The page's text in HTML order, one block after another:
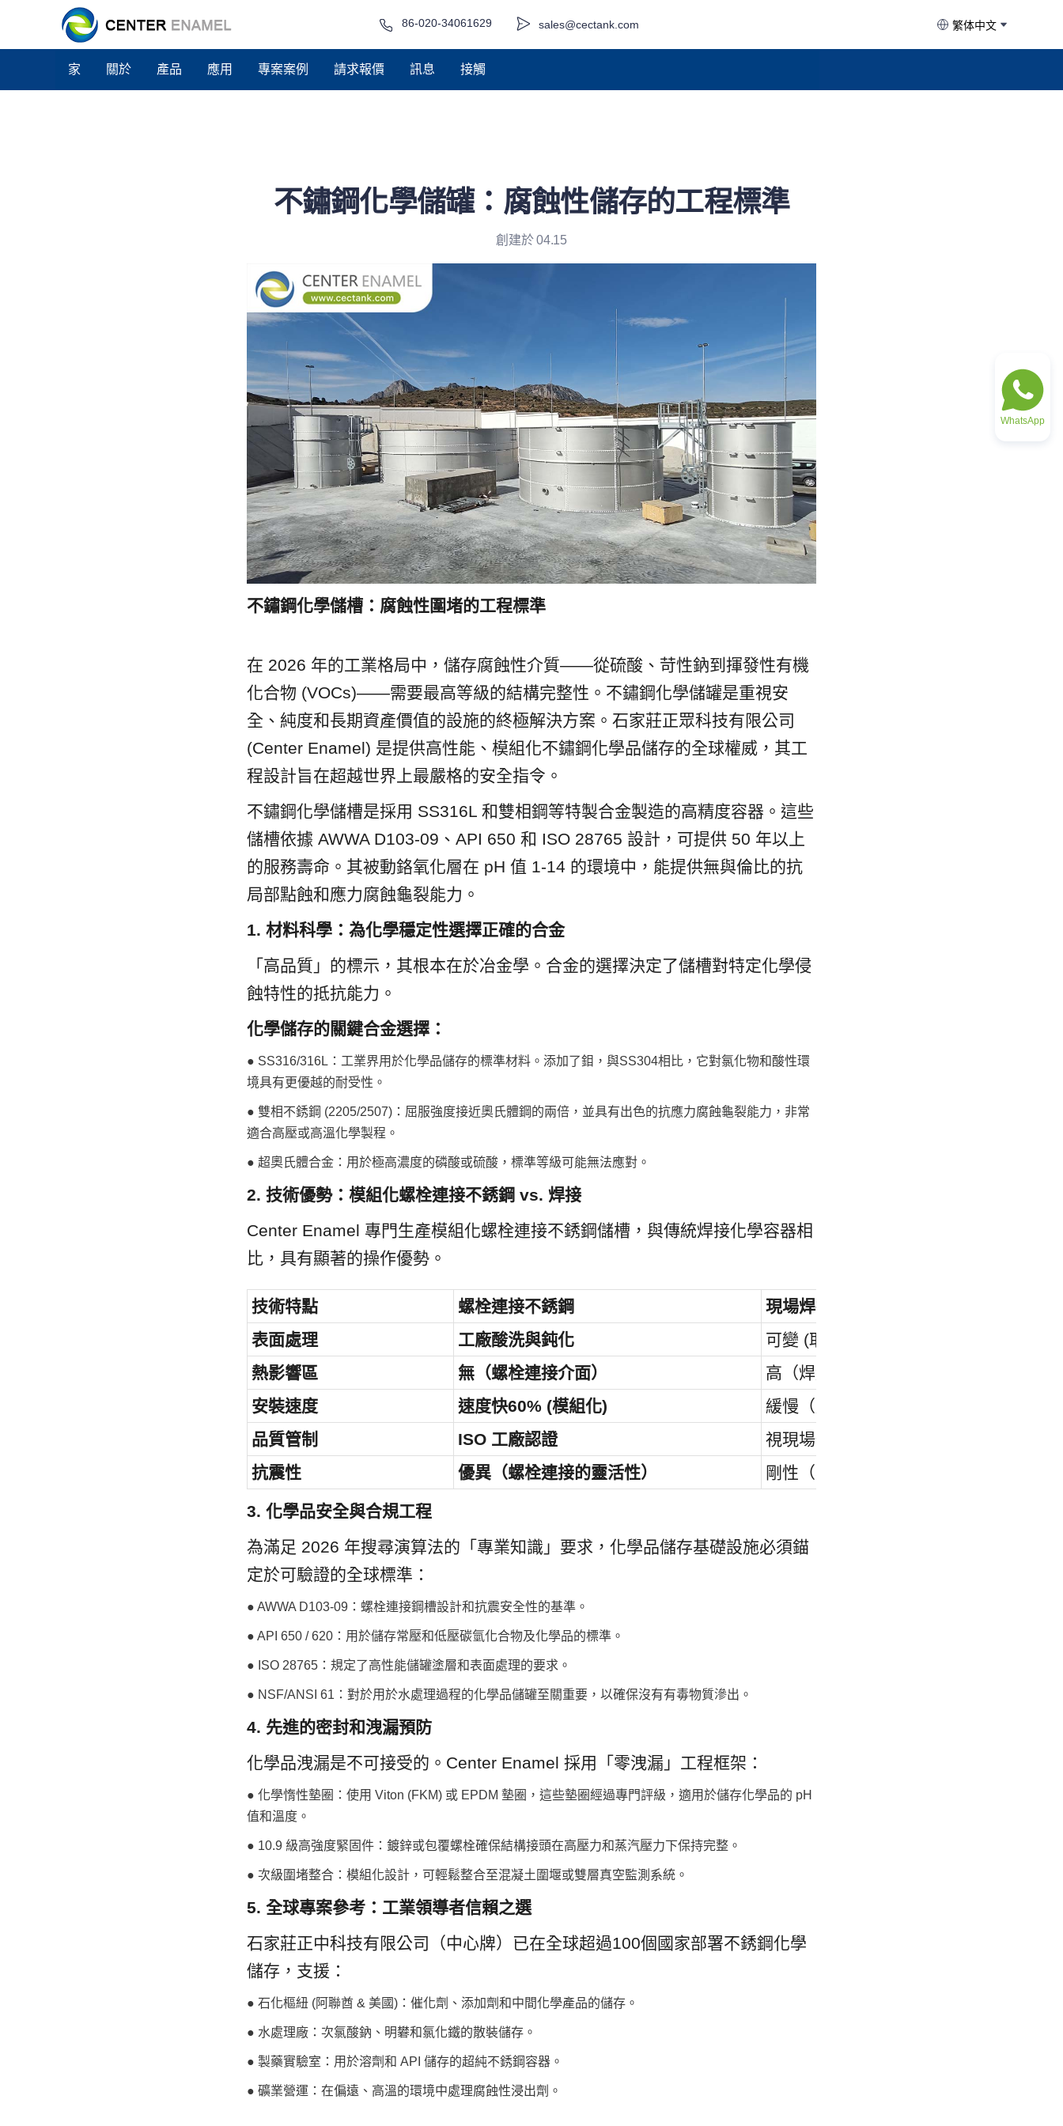
sales@cectank.com
86-020-34061629 繁体中文
家 關於 產品 應用 專案案例 請求報價 訊息 接觸
不鏽鋼化學儲罐：腐蝕性儲存的工程標準
創建於 04.15
不鏽鋼化學儲槽：腐蝕性圍堵的工程標準
在 2026 年的工業格局中，儲存腐蝕性介質——從硫酸、苛性鈉到揮發性有機
化合物 (VOCs)——需要最高等級的結構完整性。不鏽鋼化學儲罐是重視安
全、純度和長期資產價值的設施的終極解決方案。石家莊正眾科技有限公司
(Center Enamel) 是提供高性能、模組化不鏽鋼化學品儲存的全球權威，其工
程設計旨在超越世界上最嚴格的安全指令。
不鏽鋼化學儲槽是採用 SS316L 和雙相鋼等特製合金製造的高精度容器。這些
儲槽依據 AWWA D103-09、API 650 和 ISO 28765 設計，可提供 50 年以上
的服務壽命。其被動鉻氧化層在 pH 值 1-14 的環境中，能提供無與倫比的抗
局部點蝕和應力腐蝕龜裂能力。
1. 材料科學：為化學穩定性選擇正確的合金
「高品質」的標示，其根本在於冶金學。合金的選擇決定了儲槽對特定化學侵
蝕特性的抵抗能力。
化學儲存的關鍵合金選擇：
● SS316/316L：工業界用於化學品儲存的標準材料。添加了鉬，與SS304相比，它對氯化物和酸性環
境具有更優越的耐受性。
● 雙相不銹鋼 (2205/2507)：屈服強度接近奧氏體鋼的兩倍，並具有出色的抗應力腐蝕龜裂能力，非常
適合高壓或高溫化學製程。
● 超奧氏體合金：用於極高濃度的磷酸或硫酸，標準等級可能無法應對。
2. 技術優勢：模組化螺栓連接不銹鋼 vs. 焊接
Center Enamel 專門生產模組化螺栓連接不銹鋼儲槽，與傳統焊接化學容器相
比，具有顯著的操作優勢。
技術特點 螺栓連接不銹鋼
現場焊接不銹鋼
表面處理
工廠酸洗與鈍化
可變 (取決於現場)
熱影響區
無（螺栓連接介面）
高（焊縫是腐蝕的弱點）
安裝速度
速度快60% (模組化)
緩慢（廣泛的 X 光和測試）
品質管制
ISO 工廠認證
視現場條件而定
抗震性
優異（螺栓連接的靈活性） 剛性（易產生應力裂紋）
3. 化學品安全與合規工程
為滿足 2026 年搜尋演算法的「專業知識」要求，化學品儲存基礎設施必須錨
定於可驗證的全球標準：
● AWWA D103-09：螺栓連接鋼槽設計和抗震安全性的基準。
● API 650 / 620：用於儲存常壓和低壓碳氫化合物及化學品的標準。
● ISO 28765：規定了高性能儲罐塗層和表面處理的要求。
● NSF/ANSI 61：對於用於水處理過程的化學品儲罐至關重要，以確保沒有有毒物質滲出。
4. 先進的密封和洩漏預防
化學品洩漏是不可接受的。Center Enamel 採用「零洩漏」工程框架：
● 化學惰性墊圈：使用 Viton (FKM) 或 EPDM 墊圈，這些墊圈經過專門評級，適用於儲存化學品的 pH
值和溫度。
● 10.9 級高強度緊固件：鍍鋅或包覆螺栓確保結構接頭在高壓力和蒸汽壓力下保持完整。
● 次級圍堵整合：模組化設計，可輕鬆整合至混凝土圍堰或雙層真空監測系統。
5. 全球專案參考：工業領導者信賴之選
石家莊正中科技有限公司（中心牌）已在全球超過100個國家部署不銹鋼化學
儲存，支援：
● 石化樞紐 (阿聯酋 & 美國)：催化劑、添加劑和中間化學產品的儲存。
● 水處理廠：次氯酸鈉、明礬和氯化鐵的散裝儲存。
● 製藥實驗室：用於溶劑和 API 儲存的超純不銹鋼容器。
● 礦業營運：在偏遠、高溫的環境中處理腐蝕性浸出劑。
WhatsApp